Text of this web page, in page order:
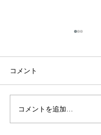
【ご案内】
恵比寿ショールー
コメント
コメントを追加…